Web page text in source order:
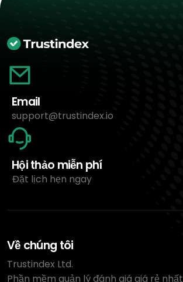
Email
support@trustindex.io
Hội thảo miễn phí
Đặt lịch hẹn ngay
Về chúng tôi
Trustindex Ltd.
Phần mềm quản lý đánh giá giá rẻ nhất